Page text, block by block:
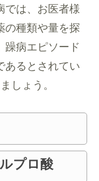
では、お医者様
の種類や量を探
躁病エピソード
あるとされてい
しょう。
プロ酸